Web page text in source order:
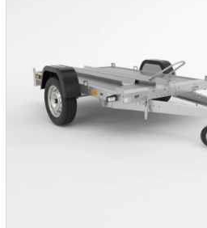
Laval / Lohr Steel